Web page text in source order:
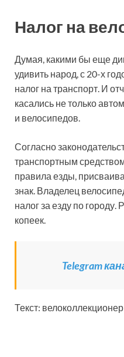
Налог на
Думая, какими бы еще
удивить народ, с 20-х
налог на транспорт. И
касались не только
и велосипедов.
Согласно
транспортным
правила езды,
знак. Владелец
налог за езду по
копеек.
Telegram
Текст: